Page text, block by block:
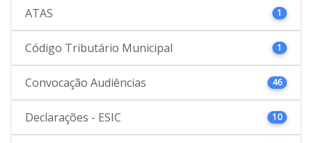
ATAS 1
Código Tributário Municipal 1
Convocação Audiências 46
Declarações - ESIC 10